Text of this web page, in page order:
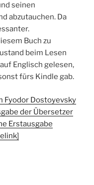
seinen
abzutauchen. Da
Buch zu
beim Lesen
Englisch gelesen,
fürs Kindle gab.
Fyodor Dostoyevsky
der Übersetzer
Erstausgabe